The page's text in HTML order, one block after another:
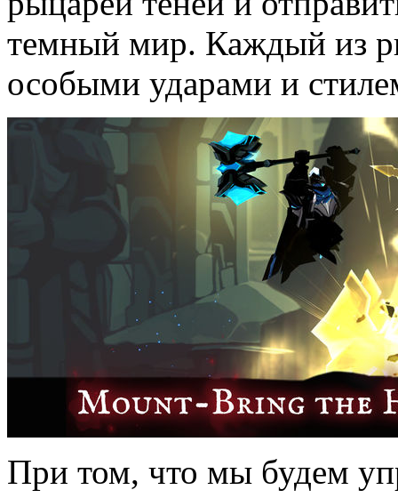
темный мир. Каждый из
особыми ударами и
При том, что мы будем